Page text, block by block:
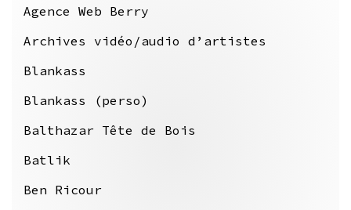
Agence Web Berry
Archives vidéo/audio d’artistes
Blankass
Blankass (perso)
Balthazar Tête de Bois
Batlik
Ben Ricour